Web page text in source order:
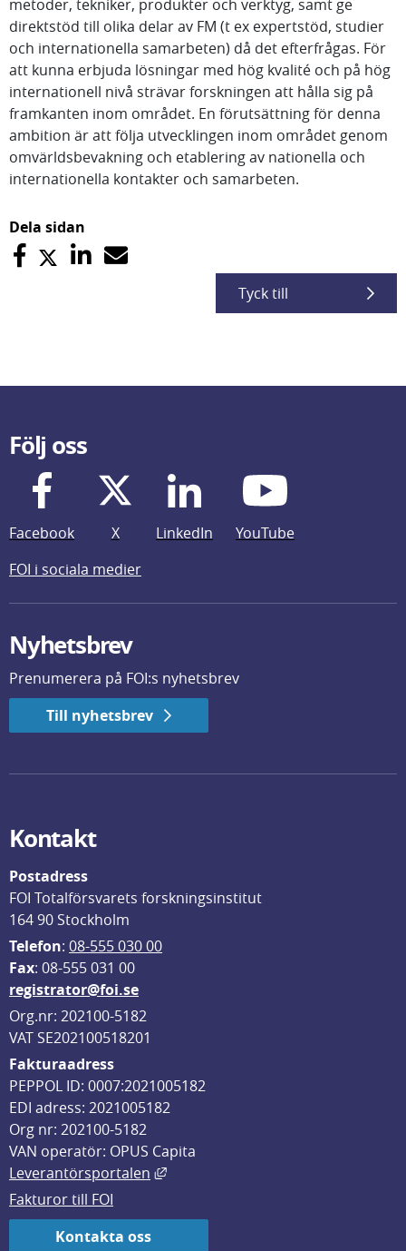
metoder, tekniker, produkter och verktyg, samt ge
direktstöd till olika delar av FM (t ex expertstöd, studier
och internationella samarbeten) då det efterfrågas. För
att kunna erbjuda lösningar med hög kvalité och på hög
internationell nivå strävar forskningen att hålla sig på
framkanten inom området. En förutsättning för denna
ambition är att följa utvecklingen inom området genom
omvärldsbevakning och etablering av nationella och
internationella kontakter och samarbeten.
Dela sidan
Tyck till
Följ oss
Facebook X LinkedIn
YouTube
FOI i sociala medier
Nyhetsbrev
Prenumerera på FOI:s nyhetsbrev
Till nyhetsbrev
Kontakt
Postadress
FOI Totalförsvarets forskningsinstitut
164 90 Stockholm
Telefon: 08-555 030 00
Fax: 08-555 031 00
registrator@foi.se
Org.nr: 202100-5182
VAT SE202100518201
Fakturaadress
PEPPOL ID: 0007:2021005182
EDI adress: 2021005182
Org nr: 202100-5182
VAN operatör: OPUS Capita
Leverantörsportalen
Länk till annan webbplats, öppnas
Fakturor till FOI
Kontakta oss